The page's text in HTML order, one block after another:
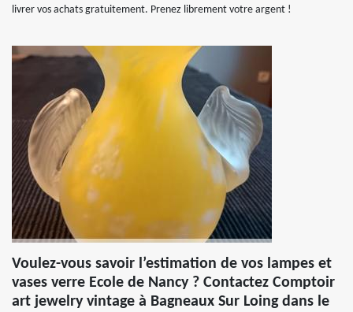
livrer vos achats gratuitement. Prenez librement votre argent !
Voulez-vous savoir l’estimation de vos lampes et
vases verre Ecole de Nancy ? Contactez Comptoir
art jewelry vintage à Bagneaux Sur Loing dans le